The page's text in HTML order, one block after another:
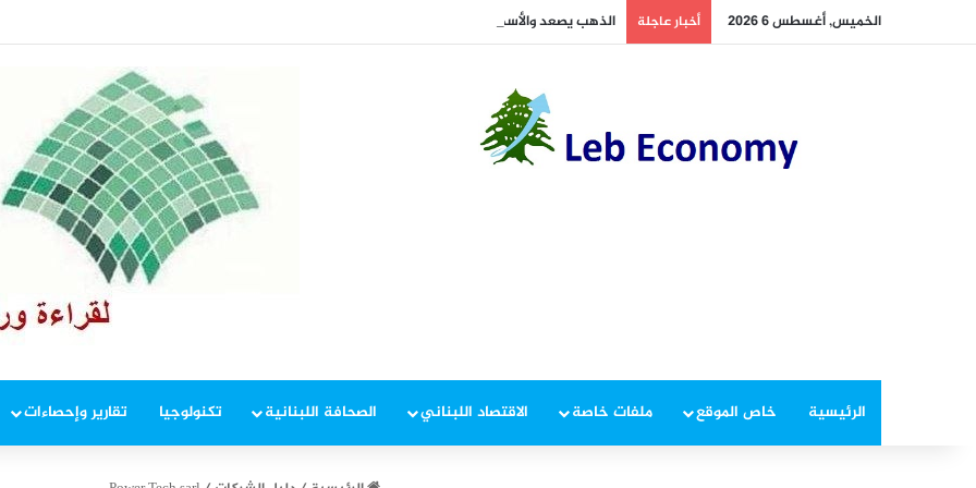
الخميس, أغسطس 6 2026 أخبار عاجلة الذهب يصعد والأسهم عند القمم والنفط يتراجع: الأسواق تراهن على انحسار الحرب
الرئيسية خاص الموقع ملفات خاصة الاقتصاد اللبناني الصحافة اللبنانية تكنولوجيا تقارير وإحصاءات